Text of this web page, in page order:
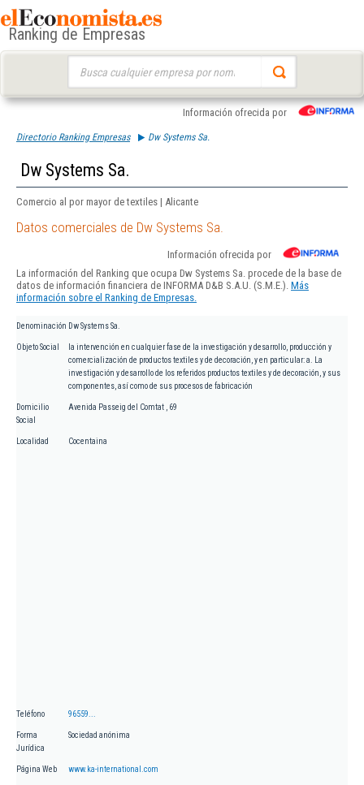
Ranking de Empresas
Información ofrecida por
Directorio Ranking Empresas Dw Systems Sa.
Dw Systems Sa.
Comercio al por mayor de textiles | Alicante
Datos comerciales de Dw Systems Sa.
Información ofrecida por
La información del Ranking que ocupa Dw Systems Sa. procede de la base de
datos de información financiera de INFORMA D&B S.A.U. (S.M.E.). Más
información sobre el Ranking de Empresas.
Denominación Dw Systems Sa.
Objeto Social
la intervención en cualquier fase de la investigación y desarrollo, producción y
comercialización de productos textiles y de decoración, y en particular: a. La
investigación y desarrollo de los referidos productos textiles y de decoración, y sus
componentes, así como de sus procesos de fabricación
Domicilio
Social
Avenida Passeig del Comtat , 69
Localidad Cocentaina
Teléfono 96559...
Forma
Jurídica
Sociedad anónima
Página Web www.ka-international.com